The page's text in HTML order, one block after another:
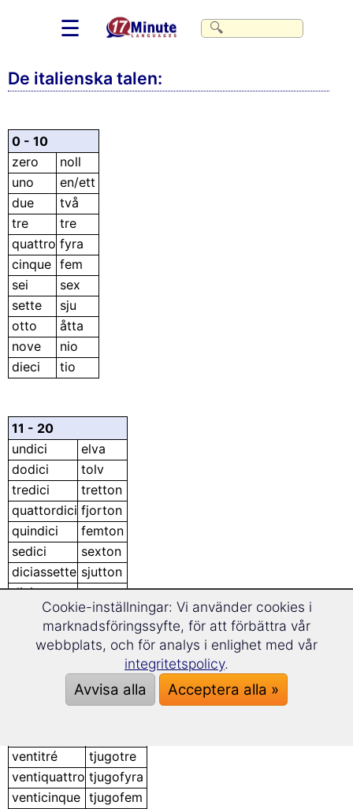
☰
De italienska talen:
0 - 10
zero
noll
uno
en/ett
due
två
tre
tre
quattro fyra
cinque fem
sei
sex
sette
sju
otto
åtta
nove
nio
dieci
tio
11 - 20
undici
elva
dodici
tolv
tredici
tretton
quattordici fjorton
quindici
femton
sedici
sexton
diciassette sjutton
diciotto
arton
diciannove nitton
tjugo
ventitré
tjugotre
ventiquattro tjugofyra
venticinque tjugofem
Cookie-inställningar: Vi använder cookies i
marknadsföringssyfte, för att förbättra vår
webbplats, och för analys i enlighet med vår
integritetspolicy.
Avvisa alla Acceptera alla »